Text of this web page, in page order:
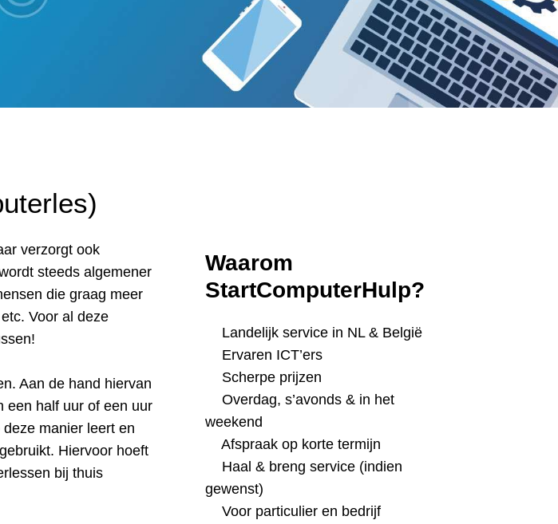
verzorgt ook
steeds algemener
die graag meer
Voor al deze
Aan de hand hiervan
een half uur of een uur
manier leert en
Hiervoor hoeft
bij thuis
Waarom
StartComputerHulp?
Landelijk service in NL & België
Ervaren ICT’ers
Scherpe prijzen
Overdag, s’avonds & in het
weekend
Afspraak op korte termijn
Haal & breng service (indien
gewenst)
Voor particulier en bedrijf